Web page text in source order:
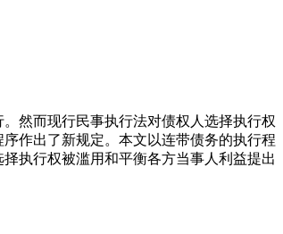
然而现行民事执行法对债权人选择执行权
作出了新规定。本文以连带债务的执行程
执行权被滥用和平衡各方当事人利益提出